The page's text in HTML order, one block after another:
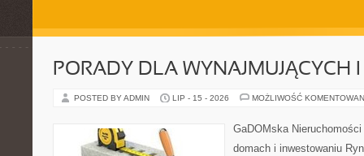
PORADY DLA WYNAJMUJĄCYCH
POSTED BY ADMIN LIP - 15 - 2026 MOŻLIWOŚĆ
GaDOMska
domach i inwestowaniu